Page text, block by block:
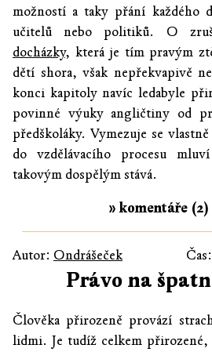
možností a taky přání každého
učitelů nebo politiků. O
docházky, která je tím pravým
dětí shora, však nepřekvapivě
konci kapitoly navíc ledabyle
povinné výuky angličtiny od
předškoláky. Vymezuje se
do vzdělávacího procesu
takovým dospělým stává.
» komentáře (2)
Autor: Ondrášeček
Právo na
Člověka přirozeně provází
lidmi. Je tudíž celkem přirozené,